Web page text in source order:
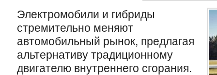
Электромобили и гибриды
стремительно меняют
автомобильный рынок, предлагая
альтернативу традиционному
двигателю внутреннего сгорания.